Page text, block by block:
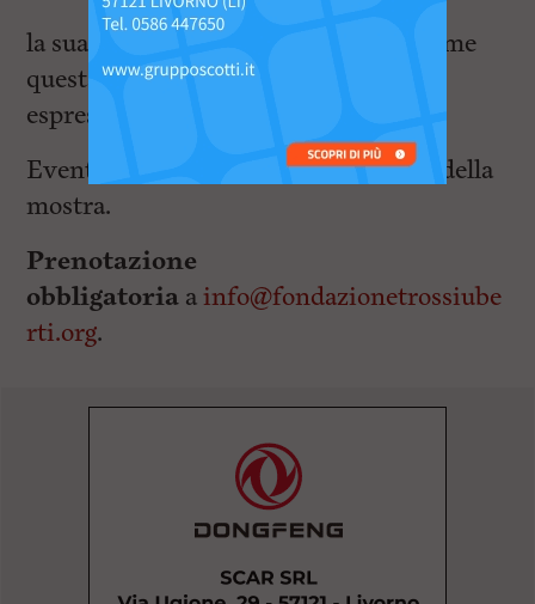
la sua tecnica sia per comprendere come
questa sia piegata a precise esigenze
espressive.
Evento gratuito con biglietto ridotto della
mostra.
Prenotazione
obbligatoria a info@fondazionetrossiube
rti.org.